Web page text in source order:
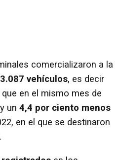
comercializaron a la
vehículos, es decir
que en el mismo mes de
un 4,4 por ciento menos
en el que se destinaron